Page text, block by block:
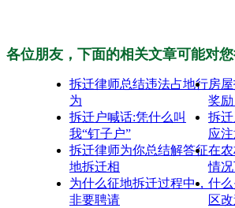
各位朋友，下面的相关文章可能对
拆迁律师总结违法占地行
为
房
奖
拆迁户喊话:凭什么叫
我“钉子户”
拆
应注
拆迁律师为你总结解答征
地拆迁相
在
情
为什么征地拆迁过程中，
非要聘请
什
区